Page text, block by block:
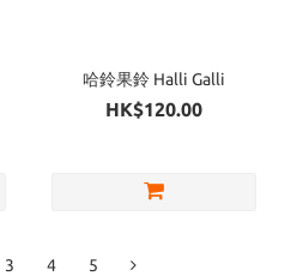
哈鈴果鈴 Halli Galli
HK$120.00
3 4 5